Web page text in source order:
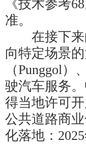
《技术参考
准。
在接下来
向特定场景
（Punggol
驶汽车服务
得当地许可
公共道路商
化落地：